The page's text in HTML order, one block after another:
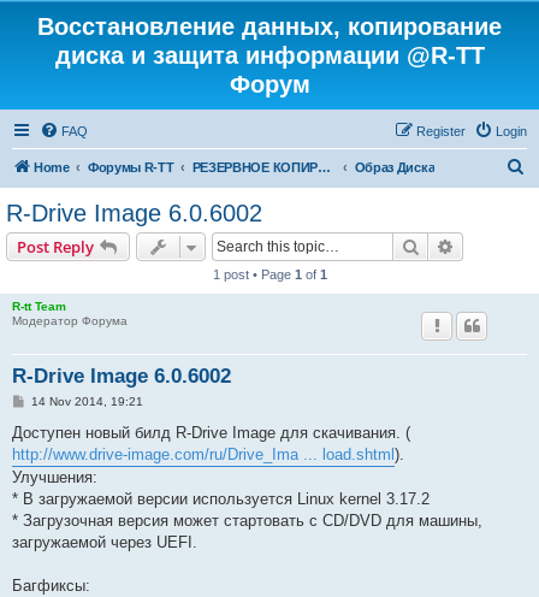
Восстановление данных, копирование
диска и защита информации @R-TT
Форум
FAQ Login
Register
Home Форумы R-TT РЕЗЕРВНОЕ КОПИРОВАНИЕ И ВОССТАНОВЛЕНИЕ СИСТЕМ Образ Диска
R-Drive Image 6.0.6002
Post Reply Search
1 post • Page 1 of 1
R-tt Team
Модератор Форума
R-Drive Image 6.0.6002
P
s
14 Nov 2014, 19:21
Доступен новый билд R-Drive Image для скачивания. (
http://www.drive-image.com/ru/Drive_Ima ... load.shtml ).
Улучшения:
* В загружаемой версии используется Linux kernel 3.17.2
* Загрузочная версия может стартовать с CD/DVD для машины,
загружаемой через UEFI.
Багфиксы: